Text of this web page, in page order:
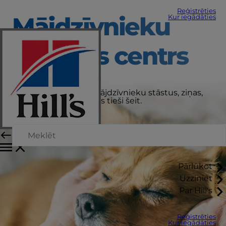
Reģistrēties
Kur iegādāties
Pārlūkot
Uzziniet
Par Hill's
Reģistrēties
Kur iegādāties
Mājdzīvnieku
aprūpes centrs
Saņemiet jaunākos mājdzīvnieku stāstus, ziņas,
padomus un padomus tieši šeit.